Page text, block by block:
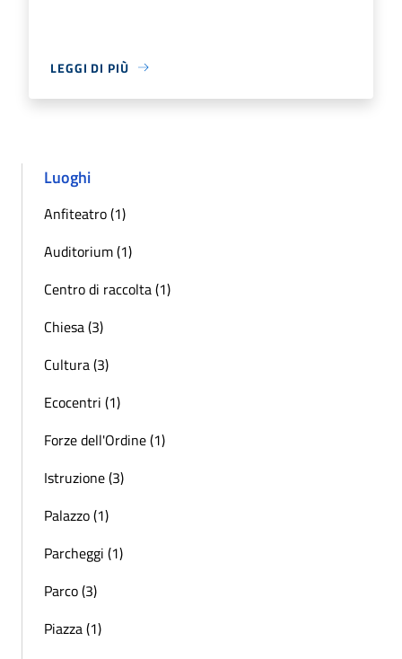
LEGGI DI PIÙ
Luoghi
Anfiteatro (1)
Auditorium (1)
Centro di raccolta (1)
Chiesa (3)
Cultura (3)
Ecocentri (1)
Forze dell'Ordine (1)
Istruzione (3)
Palazzo (1)
Parcheggi (1)
Parco (3)
Piazza (1)